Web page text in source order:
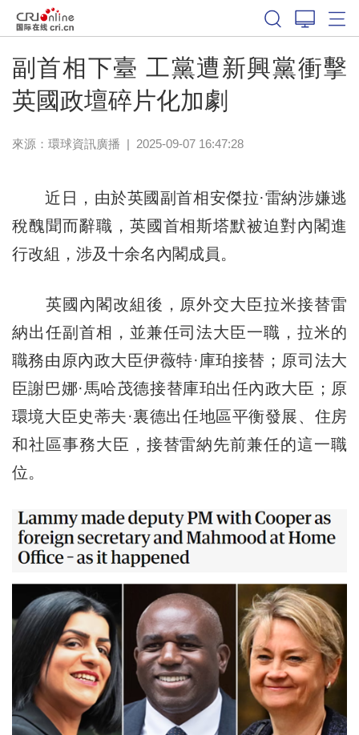
副首相下臺 工黨遭新興黨衝擊
英國政壇碎片化加劇
來源： 環球資訊廣播 | 2025-09-07 16:47:28
近日，由於英國副首相安傑拉·雷納涉嫌逃
稅醜聞而辭職，英國首相斯塔默被迫對內閣進
行改組，涉及十余名內閣成員。
英國內閣改組後，原外交大臣拉米接替雷
納出任副首相，並兼任司法大臣一職，拉米的
職務由原內政大臣伊薇特·庫珀接替；原司法大
臣謝巴娜·馬哈茂德接替庫珀出任內政大臣；原
環境大臣史蒂夫·裏德出任地區平衡發展、住房
和社區事務大臣，接替雷納先前兼任的這一職
位。